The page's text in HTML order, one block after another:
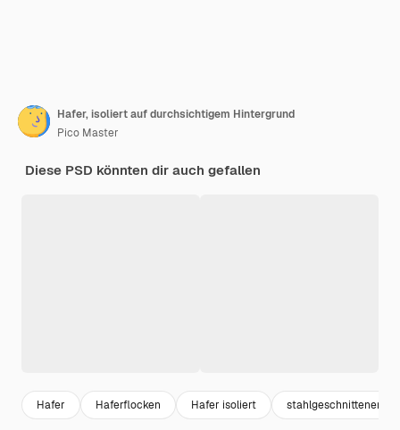
Hafer, isoliert auf durchsichtigem Hintergrund
Pico Master
Diese PSD könnten dir auch gefallen
Hafer Haferflocken Hafer isoliert stahlgeschnittener